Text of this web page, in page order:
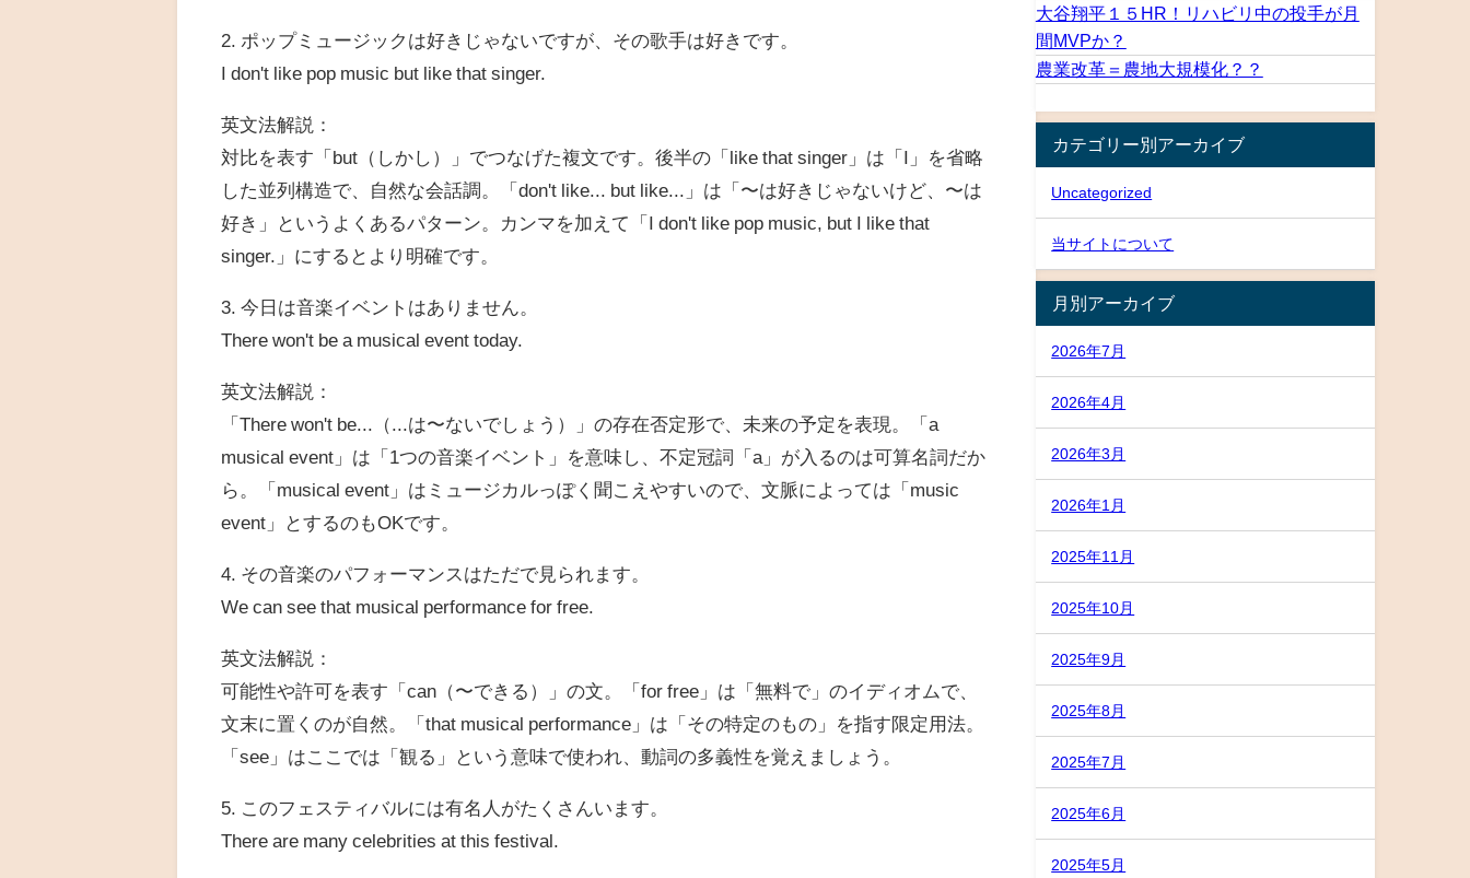
2. ポップミュージックは好きじゃないですが、その歌手は好きです。
I don't like pop music but like that singer.
英文法解説：
対比を表す「but（しかし）」でつなげた複文です。後半の「like that singer」は「I」を省略
した並列構造で、自然な会話調。「don't like... but like...」は「〜は好きじゃないけど、〜は
好き」というよくあるパターン。カンマを加えて「I don't like pop music, but I like that
singer.」にするとより明確です。
3. 今日は音楽イベントはありません。
There won't be a musical event today.
英文法解説：
「There won't be...（...は〜ないでしょう）」の存在否定形で、未来の予定を表現。「a
musical event」は「1つの音楽イベント」を意味し、不定冠詞「a」が入るのは可算名詞だか
ら。「musical event」はミュージカルっぽく聞こえやすいので、文脈によっては「music
event」とするのもOKです。
4. その音楽のパフォーマンスはただで見られます。
We can see that musical performance for free.
英文法解説：
可能性や許可を表す「can（〜できる）」の文。「for free」は「無料で」のイディオムで、
文末に置くのが自然。「that musical performance」は「その特定のもの」を指す限定用法。
「see」はここでは「観る」という意味で使われ、動詞の多義性を覚えましょう。
5. このフェスティバルには有名人がたくさんいます。
There are many celebrities at this festival.
大谷翔平１５HR！リハビリ中の投手が月
間MVPか？
農業改革＝農地大規模化？？
カテゴリー別アーカイブ
Uncategorized
当サイトについて
月別アーカイブ
2026年7月
2026年4月
2026年3月
2026年1月
2025年11月
2025年10月
2025年9月
2025年8月
2025年7月
2025年6月
2025年5月